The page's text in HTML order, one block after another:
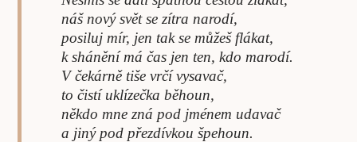
náš nový svět se zítra narodí,
posiluj mír, jen tak se můžeš flákat,
k shánění má čas jen ten, kdo marodí.
V čekárně tiše vrčí vysavač,
to čistí uklízečka běhoun,
někdo mne zná pod jménem udavač
a jiný pod přezdívkou špehoun.